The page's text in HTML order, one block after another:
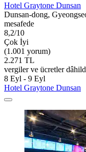
Hotel Graytone Dunsan
Dunsan-dong,
mesafede
8,2/10
Çok İyi
(1.001 yorum)
2.271 TL
vergiler ve ücretler
8 Eyl - 9 Eyl
Hotel Graytone Dunsan